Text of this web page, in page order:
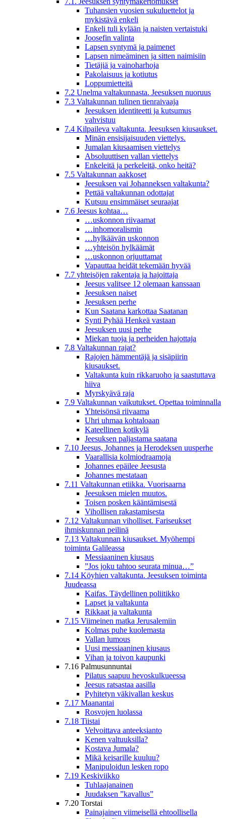
Tuhansien vuosien sukuluettelot ja
mykistävä enkeli
Enkeli tuli kylään ja naisten vertaistuki
Joosefin valinta
Lapsen syntymä ja paimenet
Lapsen nimeäminen ja sitten naimisiin
Tietäjiä ja vainoharhoja
Pakolaisuus ja kotiutus
Loppumietteitä
7.2 Unelma valtakunnasta. Jeesuksen nuoruus
7.3 Valtakunnan tulinen tienraivaaja
Jeesuksen identiteetti ja kutsumus
vahvistuu
7.4 Kilpaileva valtakunta. Jeesuksen kiusaukset.
Minän ensisijaisuuden viettelys.
Jumalan kiusaamisen viettelys
Absoluuttisen vallan viettelys
Enkeleitä ja perkeleitä, onko heitä?
7.5 Valtakunnan aakkoset
Jeesuksen vai Johanneksen valtakunta?
Pettää valtakunnan odottajat
Kutsuu ensimmäiset seuraajat
7.6 Jeesus kohtaa…
…uskonnon riivaamat
…inhomoralismin
…hylkäävän uskonnon
…yhteisön hylkäämät
…uskonnon orjuuttamat
Vapauttaa heidät tekemään hyvää
7.7 yhteisöjen rakentaja ja hajoittaja
Jeesus valitsee 12 olemaan kanssaan
Jeesuksen naiset
Jeesuksen perhe
Kun Saatana karkottaa Saatanan
Synti Pyhää Henkeä vastaan
Jeesuksen uusi perhe
Miekan tuoja ja perheiden hajottaja
7.8 Valtakunnan rajat?
Rajojen hämmentäjä ja sisäpiirin
kiusaukset.
Valtakunta kuin rikkaruoho ja saastuttava
hiiva
Myrskyävä raja
7.9 Valtakunnan vaikutukset. Opettaa toiminnalla
Yhteisönsä riivaama
Uhri uhmaa kohtaloaan
Kateellinen kotikylä
Jeesuksen paljastama saatana
7.10 Jeesus, Johannes ja Herodeksen uusperhe
Vaarallisia kolmiodraamoja
Johannes epäilee Jeesusta
Johannes mestataan
7.11 Valtakunnan etiikka. Vuorisaarna
Jeesuksen mielen muutos.
Toisen posken kääntämisestä
Vihollisen rakastamisesta
7.12 Valtakunnan viholliset. Fariseukset
ihmiskunnan peilinä
7.13 Valtakunnan kiusaukset. Myöhempi
toiminta Galileassa
Messiaaninen kiusaus
”Jos joku tahtoo seurata minua…”
7.14 Köyhien valtakunta. Jeesuksen toiminta
Juudeassa
Kaifas. Täydellinen poliitikko
Lapset ja valtakunta
Rikkaat ja valtakunta
7.15 Viimeinen matka Jerusalemiin
Kolmas puhe kuolemasta
Vallan lumous
Uusi messiaaninen kiusaus
Vihan ja toivon kaupunki
7.16 Palmusunnuntai
Pilatus saapuu hevoskulkueessa
Jeesus ratsastaa aasilla
Pyhitetyn väkivallan keskus
7.17 Maanantai
Rosvojen luolassa
7.18 Tiistai
Velvoittava anteeksianto
Kenen valtuuksilla?
Kostava Jumala?
Mikä keisarille kuuluu?
Manipuloidun lesken ropo
7.19 Keskiviikko
Tuhlaajanainen
Juudaksen ”kavallus”
7.20 Torstai
Painajainen viimeisellä ehtoollisella